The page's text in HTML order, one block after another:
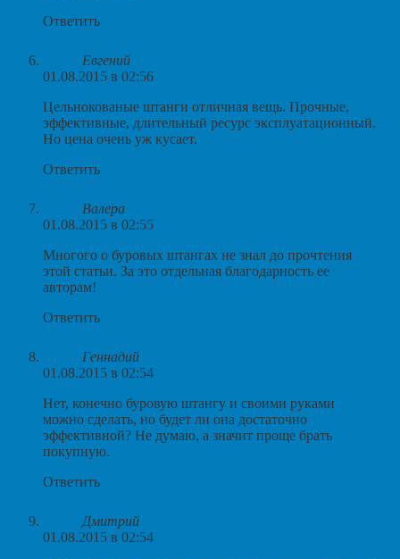
Ответить
Евгений
01.08.2015 в 02:56
Цельнокованые штанги отличная вещь. Прочные,
эффективные, длительный ресурс эксплуатационный.
Но цена очень уж кусает.
Ответить
Валера
01.08.2015 в 02:55
Многого о буровых штангах не знал до прочтения
этой статьи. За это отдельная благодарность ее
авторам!
Ответить
Геннадий
01.08.2015 в 02:54
Нет, конечно буровую штангу и своими руками
можно сделать, но будет ли она достаточно
эффективной? Не думаю, а значит проще брать
покупную.
Ответить
Дмитрий
01.08.2015 в 02:54